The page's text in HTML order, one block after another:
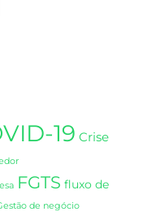
19 Crise
FGTS fluxo de
de negócio